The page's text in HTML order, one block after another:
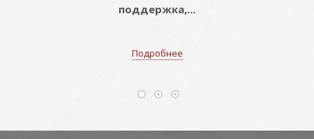
поддержка,...
Подробнее